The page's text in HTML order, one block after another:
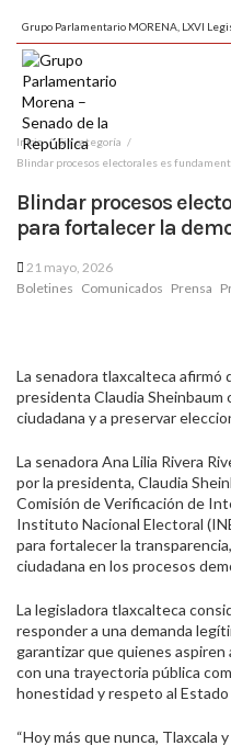
Grupo Parlamentario MORENA, LXVI
Inicio
Sin categoría
Blindar procesos electorales es
Blindar procesos
para fortalecer la
21 mayo, 2026
Boletines Comunicados Prensa
La senadora tlaxcalteca afirmó
presidenta Claudia
ciudadana y a preservar
La senadora Ana Lilia Rivera
por la presidenta, Claudia
Comisión de Verificación de
Instituto Nacional Electoral
para fortalecer la
ciudadana en los procesos
La legisladora tlaxcalteca
responder a una demanda
garantizar que quienes
con una trayectoria pública
honestidad y respeto al
“Hoy más que nunca,